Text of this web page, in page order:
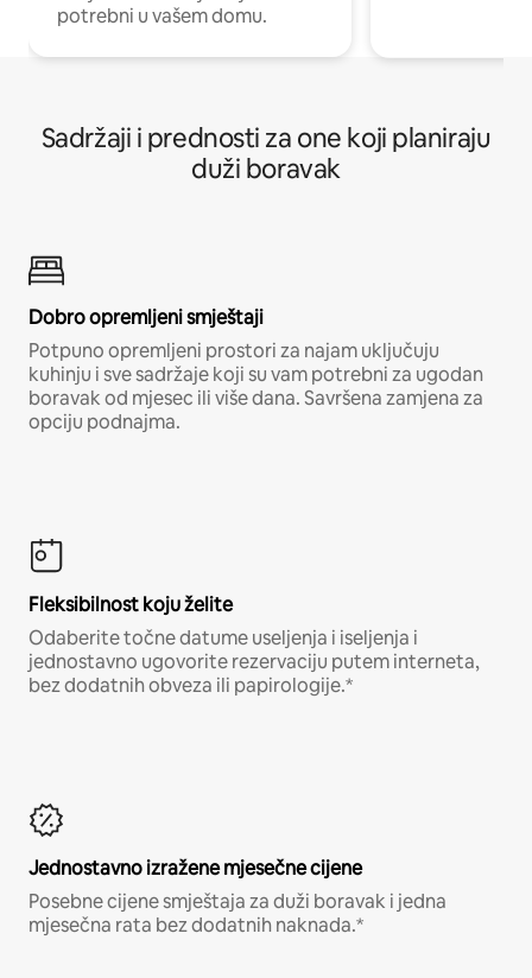
potrebni u vašem domu.
Sadržaji i prednosti za one koji planiraju
duži boravak
Dobro opremljeni smještaji
Potpuno opremljeni prostori za najam uključuju
kuhinju i sve sadržaje koji su vam potrebni za ugodan
boravak od mjesec ili više dana. Savršena zamjena za
opciju podnajma.
Fleksibilnost koju želite
Odaberite točne datume useljenja i iseljenja i
jednostavno ugovorite rezervaciju putem interneta,
bez dodatnih obveza ili papirologije.*
Jednostavno izražene mjesečne cijene
Posebne cijene smještaja za duži boravak i jedna
mjesečna rata bez dodatnih naknada.*